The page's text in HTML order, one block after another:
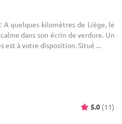
A quelques kilomètres de Liège, le
dans son écrin de verdure. Un
à votre disposition. Situé ...
5.0 (11)